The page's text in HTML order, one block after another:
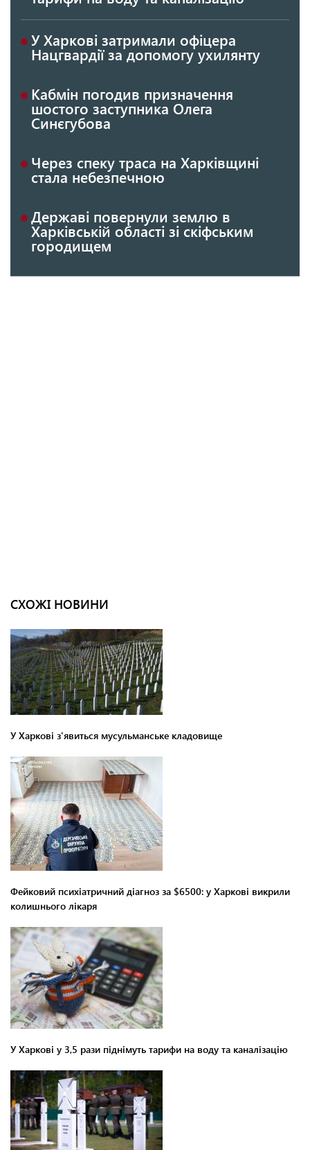
У Харкові затримали офіцера
Нацгвардії за допомогу ухилянту
Кабмін погодив призначення
шостого заступника Олега
Синєгубова
Через спеку траса на Харківщині
стала небезпечною
Державі повернули землю в
Харківській області зі скіфським
городищем
СХОЖІ НОВИНИ
У Харкові з'явиться мусульманське кладовище
Фейковий психіатричний діагноз за $6500: у Харкові викрили
колишнього лікаря
У Харкові у 3,5 рази піднімуть тарифи на воду та каналізацію